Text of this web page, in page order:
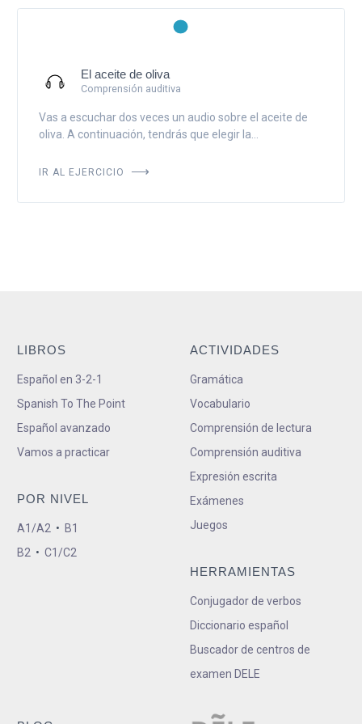
El aceite de oliva
Comprensión auditiva
Vas a escuchar dos veces un audio sobre el aceite de
oliva. A continuación, tendrás que elegir la...
IR AL EJERCICIO
LIBROS
Español en 3-2-1
Spanish To The Point
Español avanzado
Vamos a practicar
POR NIVEL
A1/A2 • B1
B2 • C1/C2
ACTIVIDADES
Gramática
Vocabulario
Comprensión de lectura
Comprensión auditiva
Expresión escrita
Exámenes
Juegos
HERRAMIENTAS
Conjugador de verbos
Diccionario español
Buscador de centros de
examen DELE